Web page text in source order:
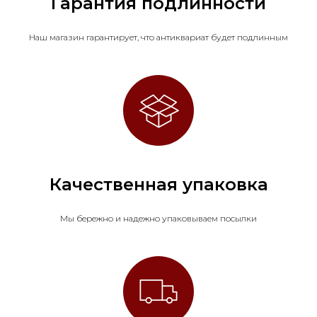
Наш магазин гарантирует, что антиквариат будет подлинным
Качественная упаковка
Мы бережно и надежно упаковываем посылки